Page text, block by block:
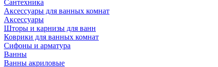
Сантехника
Аксессуары для ванных комнат
Аксессуары
Шторы и карнизы для ванн
Коврики для ванных комнат
Сифоны и арматура
Ванны
Ванны акриловые